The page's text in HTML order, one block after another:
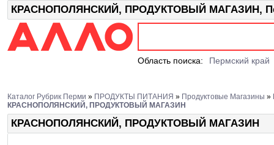
КРАСНОПОЛЯНСКИЙ, ПРОДУКТОВЫЙ МАГАЗИН,
Область поиска: Пермский край
Каталог Рубрик Перми » ПРОДУКТЫ ПИТАНИЯ » Продуктовые Магазины »
КРАСНОПОЛЯНСКИЙ, ПРОДУКТОВЫЙ МАГАЗИН
КРАСНОПОЛЯНСКИЙ, ПРОДУКТОВЫЙ МАГАЗИН